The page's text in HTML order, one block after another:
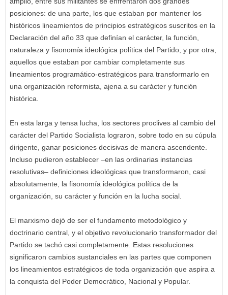
posiciones: de una parte, los que estaban por mantener los
históricos lineamientos de principios estratégicos suscritos en la
Declaración del año 33 que definían el carácter, la función,
naturaleza y fisonomía ideológica política del Partido, y por otra,
aquellos que estaban por cambiar completamente sus
lineamientos programático-estratégicos para transformarlo en
una organización reformista, ajena a su carácter y función
histórica.
En esta larga y tensa lucha, los sectores proclives al cambio del
carácter del Partido Socialista lograron, sobre todo en su cúpula
dirigente, ganar posiciones decisivas de manera ascendente.
Incluso pudieron establecer –en las ordinarias instancias
resolutivas– definiciones ideológicas que transformaron, casi
absolutamente, la fisonomía ideológica política de la
organización, su carácter y función en la lucha social.
El marxismo dejó de ser el fundamento metodológico y
doctrinario central, y el objetivo revolucionario transformador del
Partido se tachó casi completamente. Estas resoluciones
significaron cambios sustanciales en las partes que componen
los lineamientos estratégicos de toda organización que aspira a
la conquista del Poder Democrático, Nacional y Popular.